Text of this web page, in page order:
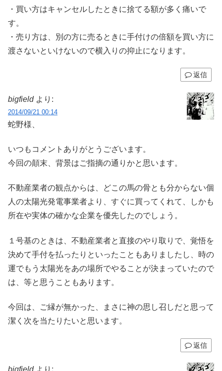
・買い方はキャンセルしたときに捨てる額が多く痛いで
す。
・売り方は、別の方に売るときに手付けの倍額を買い方に
渡さないといけないので横入りの抑止になります。
返信
bigfield より:
2014/09/21 00:14
蛇野様、
いつもコメントありがとうございます。
今回の顛末、背景はご指摘の通りかと思います。
不動産業者の観点からは、どこの馬の骨とも分からない個
人の太陽光発電事業者より、すぐに買ってくれて、しかも
所在や実体の確かな企業を優先したのでしょう。
１号基のときは、不動産業者と直接のやり取りで、覚悟を
決めて手付を払ったりといったこともありましたし、時の
運でもう太陽光をあの場所でやることが決まっていたので
は、等と思うこともあります。
今回は、ご縁が無かった、まさに神の思し召しだと思って
潔く次を当たりたいと思います。
返信
bigfield より: